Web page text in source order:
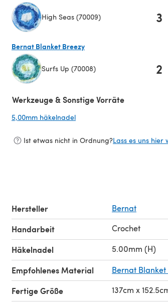
High Seas (70009) 3
Bernat Blanket Breezy
Surfs Up (70008) 2
Werkzeuge & Sonstige Vorräte
5,00mm häkelnadel
Ist etwas nicht in Ordnung?Lass es uns hier
Hersteller Bernat
Handarbeit Crochet
Häkelnadel 5.00mm (H)
Empfohlenes Material Bernat Blanket
Fertige Größe 137cm x